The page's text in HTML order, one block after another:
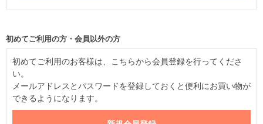
初めてご利用の方・会員以外の方
初めてご利用のお客様は、こちらから会員登録を行ってくださ
い。
メールアドレスとパスワードを登録しておくと便利にお買い物が
できるようになります。